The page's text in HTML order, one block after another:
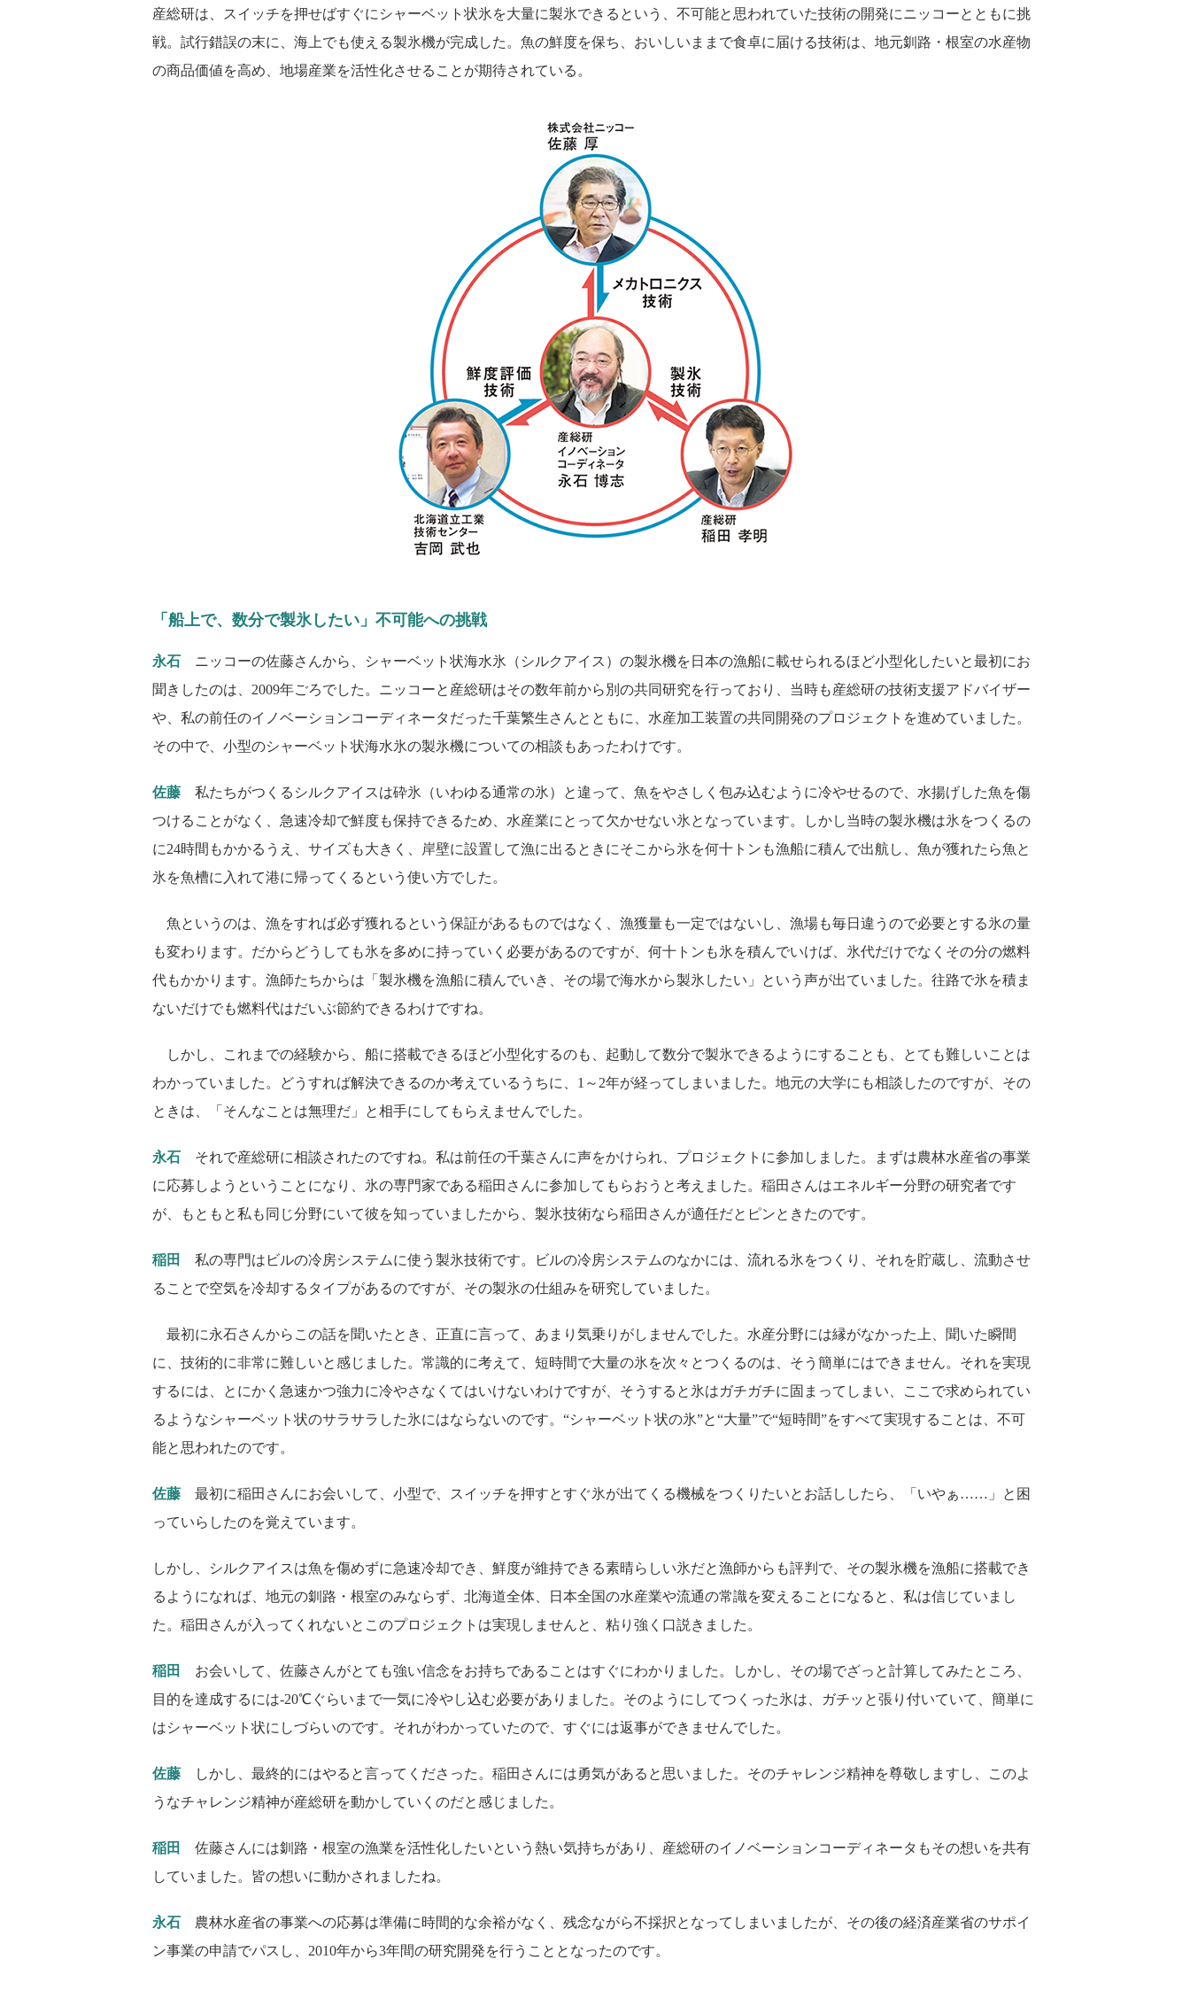
産総研は、スイッチを押せばすぐにシャーベット状氷を大量に製氷できるという、不可能と思われていた技術の開発にニッコーとともに挑
戦。試行錯誤の末に、海上でも使える製氷機が完成した。魚の鮮度を保ち、おいしいままで食卓に届ける技術は、地元釧路・根室の水産物
の商品価値を高め、地場産業を活性化させることが期待されている。
「船上で、数分で製氷したい」不可能への挑戦
永石
ニッコーの佐藤さんから、シャーベット状海水氷（シルクアイス）の製氷機を日本の漁船に載せられるほど小型化したいと最初にお
聞きしたのは、2009年ごろでした。ニッコーと産総研はその数年前から別の共同研究を行っており、当時も産総研の技術支援アドバイザー
や、私の前任のイノベーションコーディネータだった千葉繁生さんとともに、水産加工装置の共同開発のプロジェクトを進めていました。
その中で、小型のシャーベット状海水氷の製氷機についての相談もあったわけです。
佐藤
私たちがつくるシルクアイスは砕氷（いわゆる通常の氷）と違って、魚をやさしく包み込むように冷やせるので、水揚げした魚を傷
つけることがなく、急速冷却で鮮度も保持できるため、水産業にとって欠かせない氷となっています。しかし当時の製氷機は氷をつくるの
に24時間もかかるうえ、サイズも大きく、岸壁に設置して漁に出るときにそこから氷を何十トンも漁船に積んで出航し、魚が獲れたら魚と
氷を魚槽に入れて港に帰ってくるという使い方でした。
魚というのは、漁をすれば必ず獲れるという保証があるものではなく、漁獲量も一定ではないし、漁場も毎日違うので必要とする氷の量
も変わります。だからどうしても氷を多めに持っていく必要があるのですが、何十トンも氷を積んでいけば、氷代だけでなくその分の燃料
代もかかります。漁師たちからは「製氷機を漁船に積んでいき、その場で海水から製氷したい」という声が出ていました。往路で氷を積ま
ないだけでも燃料代はだいぶ節約できるわけですね。
しかし、これまでの経験から、船に搭載できるほど小型化するのも、起動して数分で製氷できるようにすることも、とても難しいことは
わかっていました。どうすれば解決できるのか考えているうちに、1～2年が経ってしまいました。地元の大学にも相談したのですが、その
ときは、「そんなことは無理だ」と相手にしてもらえませんでした。
永石
それで産総研に相談されたのですね。私は前任の千葉さんに声をかけられ、プロジェクトに参加しました。まずは農林水産省の事業
に応募しようということになり、氷の専門家である稲田さんに参加してもらおうと考えました。稲田さんはエネルギー分野の研究者です
が、もともと私も同じ分野にいて彼を知っていましたから、製氷技術なら稲田さんが適任だとピンときたのです。
稲田
私の専門はビルの冷房システムに使う製氷技術です。ビルの冷房システムのなかには、流れる氷をつくり、それを貯蔵し、流動させ
ることで空気を冷却するタイプがあるのですが、その製氷の仕組みを研究していました。
最初に永石さんからこの話を聞いたとき、正直に言って、あまり気乗りがしませんでした。水産分野には縁がなかった上、聞いた瞬間
に、技術的に非常に難しいと感じました。常識的に考えて、短時間で大量の氷を次々とつくるのは、そう簡単にはできません。それを実現
するには、とにかく急速かつ強力に冷やさなくてはいけないわけですが、そうすると氷はガチガチに固まってしまい、ここで求められてい
るようなシャーベット状のサラサラした氷にはならないのです。“シャーベット状の氷”と“大量”で“短時間”をすべて実現することは、不可
能と思われたのです。
佐藤
最初に稲田さんにお会いして、小型で、スイッチを押すとすぐ氷が出てくる機械をつくりたいとお話ししたら、「いやぁ……」と困
っていらしたのを覚えています。
しかし、シルクアイスは魚を傷めずに急速冷却でき、鮮度が維持できる素晴らしい氷だと漁師からも評判で、その製氷機を漁船に搭載でき
るようになれば、地元の釧路・根室のみならず、北海道全体、日本全国の水産業や流通の常識を変えることになると、私は信じていまし
た。稲田さんが入ってくれないとこのプロジェクトは実現しませんと、粘り強く口説きました。
稲田
お会いして、佐藤さんがとても強い信念をお持ちであることはすぐにわかりました。しかし、その場でざっと計算してみたところ、
目的を達成するには-20℃ぐらいまで一気に冷やし込む必要がありました。そのようにしてつくった氷は、ガチッと張り付いていて、簡単に
はシャーベット状にしづらいのです。それがわかっていたので、すぐには返事ができませんでした。
佐藤
しかし、最終的にはやると言ってくださった。稲田さんには勇気があると思いました。そのチャレンジ精神を尊敬しますし、このよ
うなチャレンジ精神が産総研を動かしていくのだと感じました。
稲田
佐藤さんには釧路・根室の漁業を活性化したいという熱い気持ちがあり、産総研のイノベーションコーディネータもその想いを共有
していました。皆の想いに動かされましたね。
永石
農林水産省の事業への応募は準備に時間的な余裕がなく、残念ながら不採択となってしまいましたが、その後の経済産業省のサポイ
ン事業の申請でパスし、2010年から3年間の研究開発を行うこととなったのです。